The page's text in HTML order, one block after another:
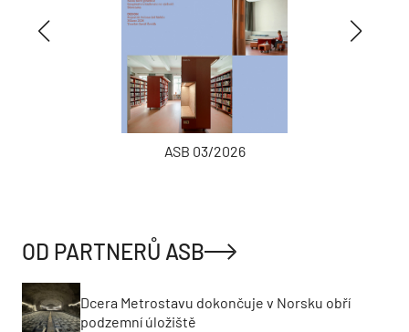
ASB 03/2026
OD PARTNERŮ ASB
Dcera Metrostavu dokončuje v Norsku obří
podzemní úložiště